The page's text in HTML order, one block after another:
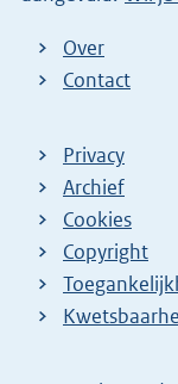
Over
Contact
Privacy
Archief
Cookies
Copyright